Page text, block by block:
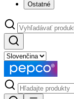
Ostatné